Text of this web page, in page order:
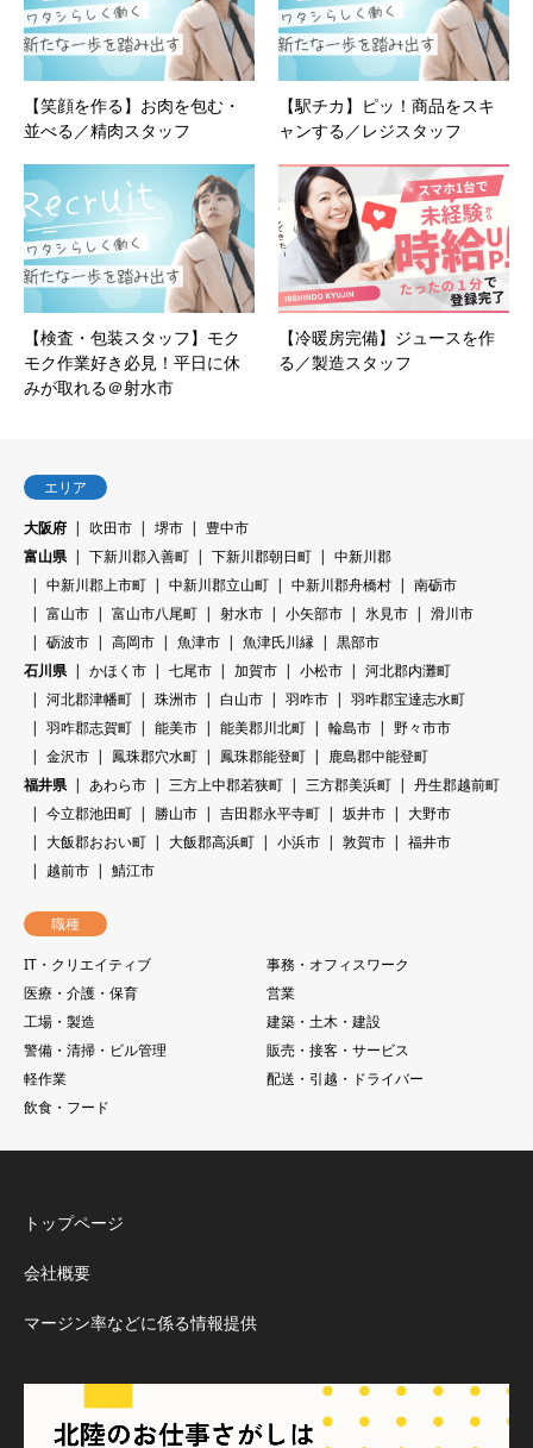
【笑顔を作る】お肉を包む・
並べる／精肉スタッフ
【駅チカ】ピッ！商品をスキ
ャンする／レジスタッフ
【検査・包装スタッフ】モク
モク作業好き必見！平日に休
みが取れる＠射水市
【冷暖房完備】ジュースを作
る／製造スタッフ
エリア
大阪府
吹田市 堺市
豊中市
富山県
下新川郡入善町 下新川郡朝日町
中新川郡
中新川郡上市町
中新川郡立山町 中新川郡舟橋村
南砺市
富山市
富山市八尾町 射水市 小矢部市 氷見市
滑川市
砺波市
高岡市 魚津市 魚津氏川縁
黒部市
石川県
かほく市 七尾市 加賀市 小松市
河北郡内灘町
河北郡津幡町
珠洲市 白山市 羽咋市
羽咋郡宝達志水町
羽咋郡志賀町
能美市 能美郡川北町 輪島市
野々市市
金沢市
鳳珠郡穴水町 鳳珠郡能登町
鹿島郡中能登町
福井県
あわら市 三方上中郡若狭町 三方郡美浜町
丹生郡越前町
今立郡池田町
勝山市 吉田郡永平寺町 坂井市
大野市
大飯郡おおい町
大飯郡高浜町 小浜市 敦賀市
福井市
越前市
鯖江市
職種
IT・クリエイティブ
事務・オフィスワーク
医療・介護・保育
営業
工場・製造
建築・土木・建設
警備・清掃・ビル管理
販売・接客・サービス
軽作業
配送・引越・ドライバー
飲食・フード
トップページ
会社概要
マージン率などに係る情報提供